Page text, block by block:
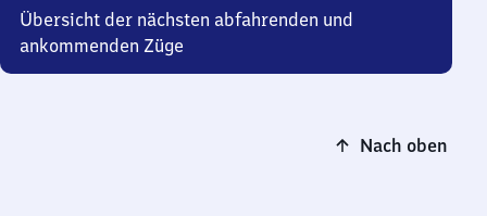
Übersicht der nächsten abfahrenden und
ankommenden Züge
Nach oben